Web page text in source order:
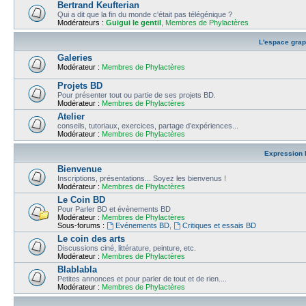
Bertrand Keufterian
Qui a dit que la fin du monde c'était pas télégénique ?
Modérateurs : Guigui le gentil Membres de Phylactères
L'espace
Galeries
Modérateur : Membres de Phylactères
Projets BD
Pour présenter tout ou partie de ses projets BD.
Modérateur : Membres de Phylactères
Atelier
conseils, tutoriaux, exercices, partage d’expériences...
Modérateur : Membres de Phylactères
Expression
Bienvenue
Inscriptions, présentations... Soyez les bienvenus !
Modérateur : Membres de Phylactères
Le Coin BD
Pour Parler BD et évènements BD
Modérateur : Membres de Phylactères
Sous-forums :
Evénements BD, Critiques et essais BD
Le coin des arts
Discussions ciné, littérature, peinture, etc.
Modérateur : Membres de Phylactères
Blablabla
Petites annonces et pour parler de tout et de rien....
Modérateur : Membres de Phylactères